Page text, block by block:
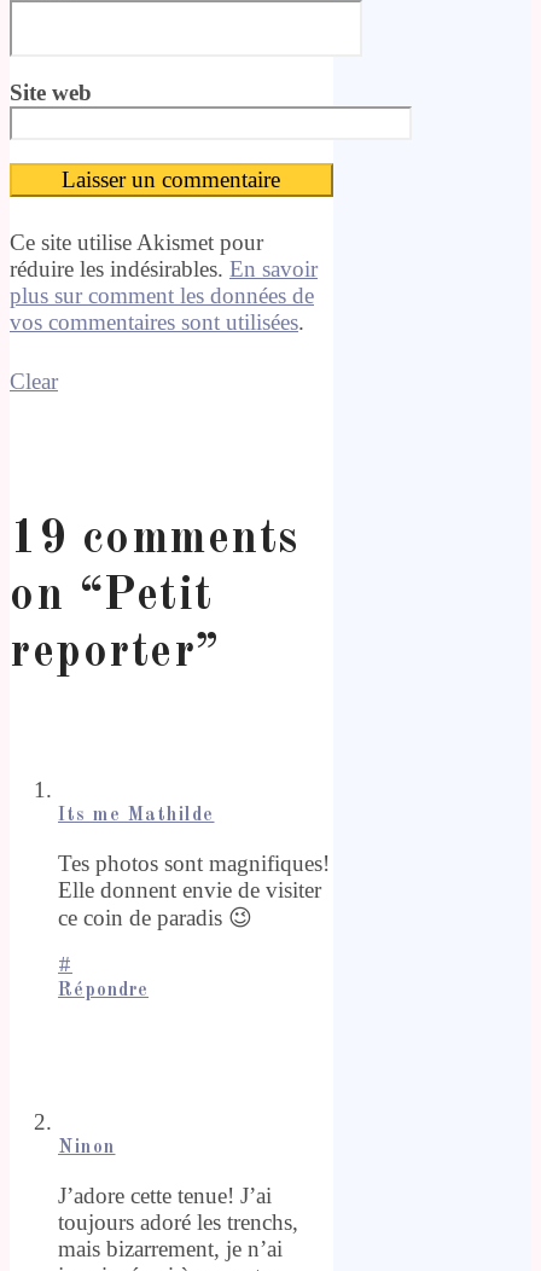
Site web
Ce site utilise Akismet pour
réduire les indésirables. En savoir
plus sur comment les données de
vos commentaires sont utilisées.
Clear
19 comments
on “Petit
reporter”
Its me Mathilde
Tes photos sont magnifiques!
Elle donnent envie de visiter
ce coin de paradis 😉
#
Répondre
Ninon
J’adore cette tenue! J’ai
toujours adoré les trenchs,
mais bizarrement, je n’ai